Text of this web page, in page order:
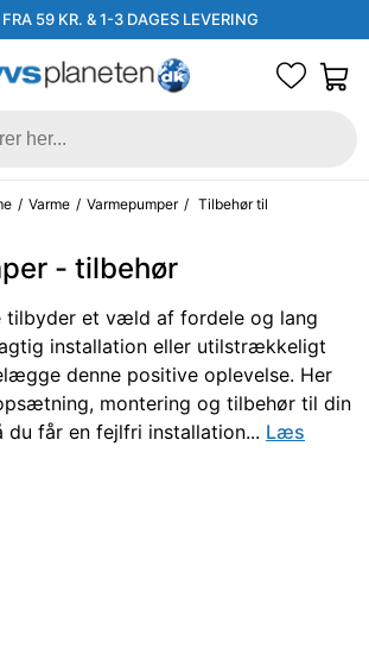
59 KR. & 1-3 DAGES LEVERING
/ Varme / Varmepumper / Tilbehør til
- tilbehør
tilbyder et væld af fordele og lang
installation eller utilstrækkeligt
denne positive oplevelse. Her
montering og tilbehør til din
du får en fejlfri installation... Læs